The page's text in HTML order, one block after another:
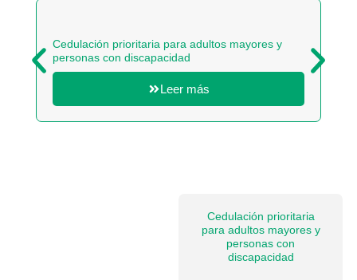
Cedulación prioritaria para adultos mayores y
personas con discapacidad
Leer más
Cedulación prioritaria
para adultos mayores y
personas con
discapacidad